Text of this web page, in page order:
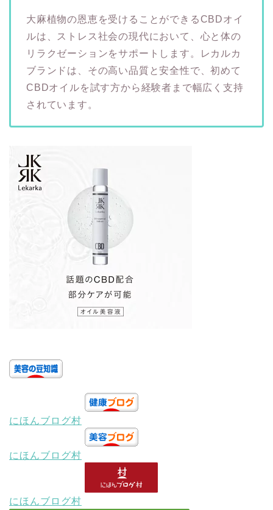
大麻植物の恩恵を受けることができるCBDオイ
ルは、ストレス社会の現代において、心と体の
リラクゼーションをサポートします。レカルカ
ブランドは、その高い品質と安全性で、初めて
CBDオイルを試す方から経験者まで幅広く支持
されています。
にほんブログ村
にほんブログ村
にほんブログ村